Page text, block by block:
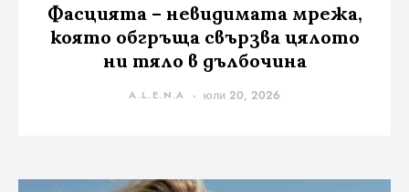
Фасцията – невидимата мрежа,
която обгръща свързва цялото
ни тяло в дълбочина
A.L.E.N.A юли 20, 2026